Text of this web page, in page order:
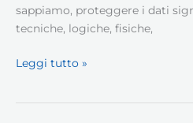
sappiamo, proteggere i dati
tecniche, logiche, fisiche,
Corso
Leggi tutto »